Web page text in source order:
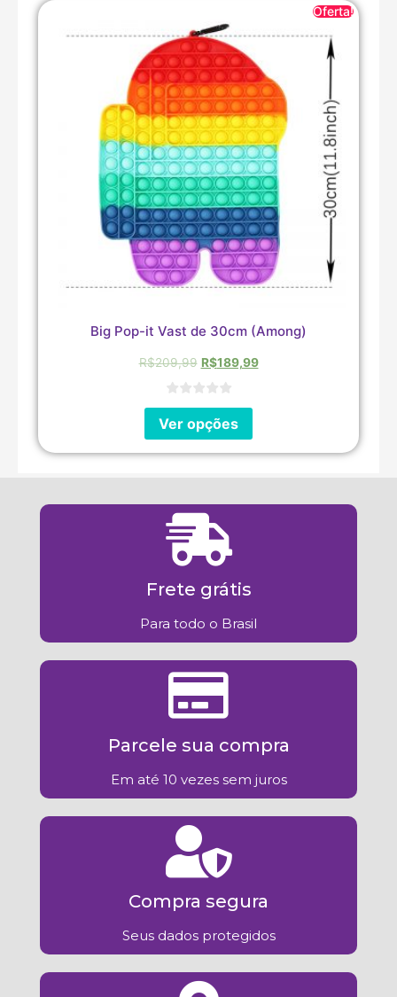
Oferta!
Big Pop-it Vast de 30cm (Among)
R$209,99 R$189,99
Ver opções
Frete grátis
Para todo o Brasil
Parcele sua compra
Em até 10 vezes sem juros
Compra segura
Seus dados protegidos